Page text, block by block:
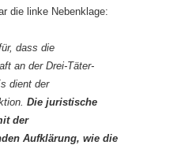
die linke Nebenklage:
dass die
an der Drei-Täter-
dient der
Die juristische
der
Aufklärung, wie die